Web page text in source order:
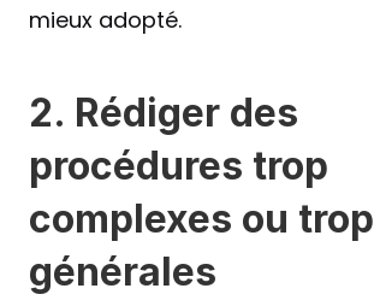
mieux adopté.
2. Rédiger des
procédures trop
complexes ou trop
générales